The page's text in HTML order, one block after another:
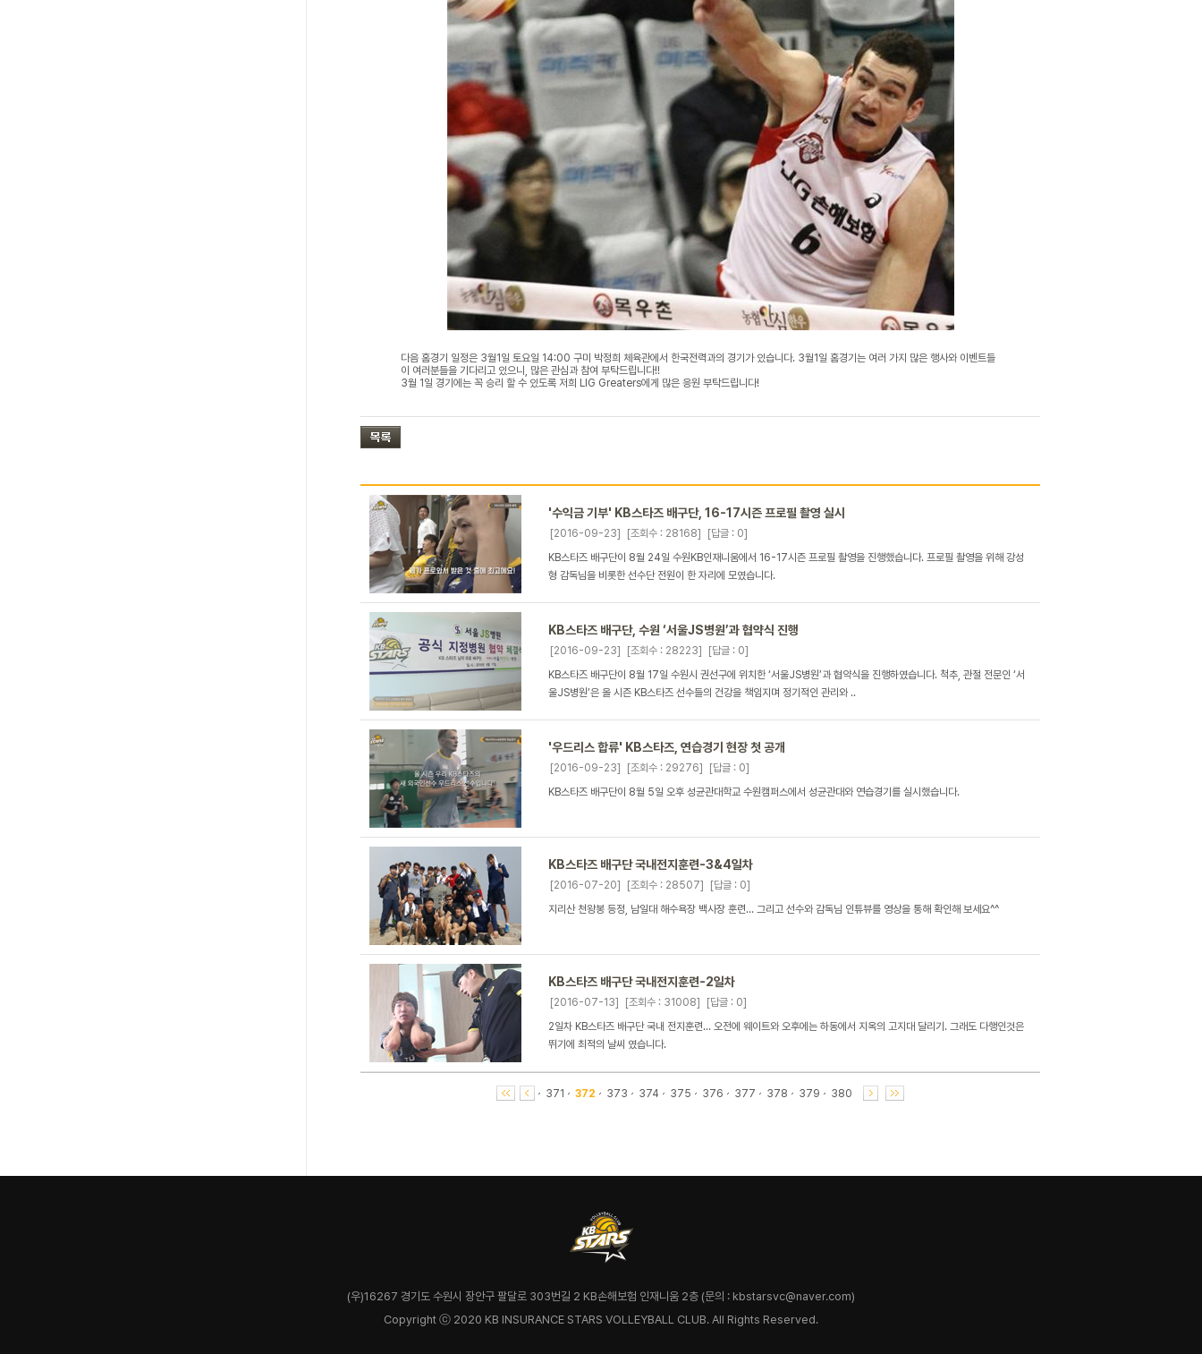
다음 홈경기 일정은 3월1일 토요일 14:00 구미 박정희 체육관에서 한국전력과의 경기가 있습니다. 3월1일 홈경기는 여러 가지 많은 행사와 이벤트들
이 여러분들을 기다리고 있으니, 많은 관심과 참여 부탁드립니다!!
3월 1일 경기에는 꼭 승리 할 수 있도록 저희 LIG Greaters에게 많은 응원 부탁드립니다!
'수익금 기부' KB스타즈 배구단, 16-17시즌 프로필 촬영 실시
[2016-09-23] [조회수 : 28168]
[답글 : 0]
KB스타즈 배구단이 8월 24일 수원KB인재니움에서 16-17시즌 프로필 촬영을 진행했습니다. 프로필 촬영을 위해 강성
형 감독님을 비롯한 선수단 전원이 한 자리에 모였습니다.
KB스타즈 배구단, 수원 ‘서울JS병원’과 협약식 진행
[2016-09-23] [조회수 : 28223]
[답글 : 0]
KB스타즈 배구단이 8월 17일 수원시 권선구에 위치한 ‘서울JS병원’과 협약식을 진행하였습니다. 척추, 관절 전문인 ‘서
울JS병원’은 올 시즌 KB스타즈 선수들의 건강을 책임지며 정기적인 관리와 ..
'우드리스 합류' KB스타즈, 연습경기 현장 첫 공개
[2016-09-23] [조회수 : 29276]
[답글 : 0]
KB스타즈 배구단이 8월 5일 오후 성균관대학교 수원캠퍼스에서 성균관대와 연습경기를 실시했습니다.
KB스타즈 배구단 국내전지훈련-3&4일차
[2016-07-20] [조회수 : 28507]
[답글 : 0]
지리산 천왕봉 등정, 남일대 해수욕장 백사장 훈련... 그리고 선수와 감독님 인튜뷰를 영상을 통해 확인해 보세요^^
KB스타즈 배구단 국내전지훈련-2일차
[2016-07-13] [조회수 : 31008]
[답글 : 0]
2일차 KB스타즈 배구단 국내 전지훈련... 오전에 웨이트와 오후에는 하동에서 지옥의 고지대 달리기. 그래도 다행인것은
뛰기에 최적의 날씨 였습니다.
371 372 373 374 375 376 377 378 379 380
(우)16267 경기도 수원시 장안구 팔달로 303번길 2 KB손해보험 인재니움 2층 (문의 : kbstarsvc@naver.com)
Copyright ⓒ 2020 KB INSURANCE STARS VOLLEYBALL CLUB. All Rights Reserved.